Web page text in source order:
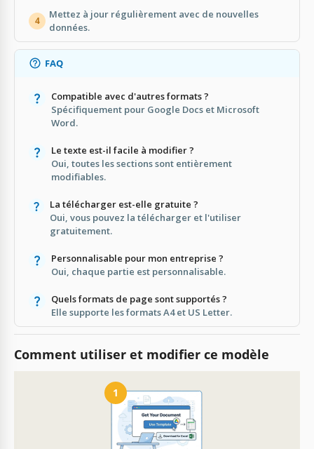
4
Mettez à jour régulièrement avec de nouvelles
données.
FAQ
Compatible avec d'autres formats ?
Spécifiquement pour Google Docs et Microsoft
Word.
Le texte est-il facile à modifier ?
Oui, toutes les sections sont entièrement
modifiables.
La télécharger est-elle gratuite ?
Oui, vous pouvez la télécharger et l'utiliser
gratuitement.
Personnalisable pour mon entreprise ?
Oui, chaque partie est personnalisable.
Quels formats de page sont supportés ?
Elle supporte les formats A4 et US Letter.
Comment utiliser et modifier ce modèle
1